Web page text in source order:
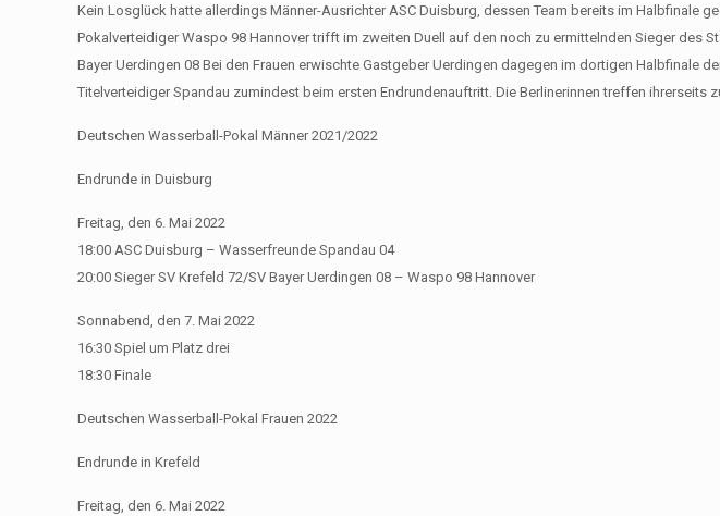
Kein Losglück hatte allerdings Männer-Ausrichter ASC Duisburg, dessen Team bereits im Halbfinale
Pokalverteidiger Waspo 98 Hannover trifft im zweiten Duell auf den noch zu ermittelnden Sieger des
Bayer Uerdingen 08 Bei den Frauen erwischte Gastgeber Uerdingen dagegen im dortigen Halbfinale
Titelverteidiger Spandau zumindest beim ersten Endrundenauftritt. Die Berlinerinnen treffen ihrerseits
Deutschen Wasserball-Pokal Männer 2021/2022
Endrunde in Duisburg
Freitag, den 6. Mai 2022
18:00 ASC Duisburg – Wasserfreunde Spandau 04
20:00 Sieger SV Krefeld 72/SV Bayer Uerdingen 08 – Waspo 98 Hannover
Sonnabend, den 7. Mai 2022
16:30 Spiel um Platz drei
18:30 Finale
Deutschen Wasserball-Pokal Frauen 2022
Endrunde in Krefeld
Freitag, den 6. Mai 2022